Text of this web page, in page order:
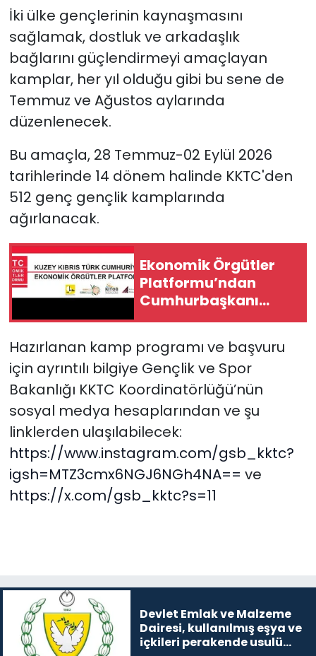
İki ülke gençlerinin kaynaşmasını
sağlamak, dostluk ve arkadaşlık
bağlarını güçlendirmeyi amaçlayan
kamplar, her yıl olduğu gibi bu sene de
Temmuz ve Ağustos aylarında
düzenlenecek.
Bu amaçla, 28 Temmuz-02 Eylül 2026
tarihlerinde 14 dönem halinde KKTC'den
512 genç gençlik kamplarında
ağırlanacak.
Ekonomik Örgütler
Platformu’ndan
Cumhurbaşkanı
Erhürman’a çağrı
Hazırlanan kamp programı ve başvuru
için ayrıntılı bilgiye Gençlik ve Spor
Bakanlığı KKTC Koordinatörlüğü’nün
sosyal medya hesaplarından ve şu
linklerden ulaşılabilecek:
https://www.instagram.com/gsb_kktc?
igsh=MTZ3cmx6NGJ6NGh4NA== ve
https://x.com/gsb_kktc?s=11
Devlet Emlak ve Malzeme
Dairesi, kullanılmış eşya ve
içkileri perakende usulü
Video Galeri
YAŞAM
Yazarlar